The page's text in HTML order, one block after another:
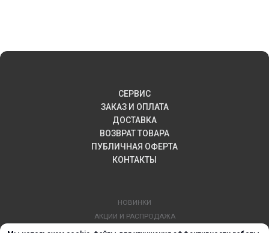
СЕРВИС
ЗАКАЗ И ОПЛАТА
ДОСТАВКА
ВОЗВРАТ ТОВАРА
ПУБЛИЧНАЯ ОФЕРТА
КОНТАКТЫ
НОВИНКИ
АКЦИИ И РАСПРОДАЖА